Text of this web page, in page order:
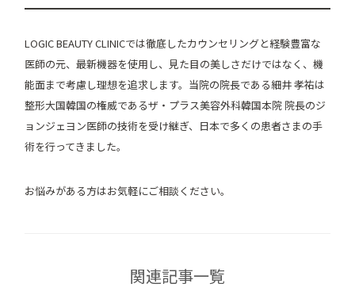
LOGIC BEAUTY CLINICでは徹底したカウンセリングと経験豊富な
医師の元、最新機器を使用し、見た目の美しさだけではなく、機
能面まで考慮し理想を追求します。当院の院長である細井 孝祐は
整形大国韓国の権威であるザ・プラス美容外科韓国本院 院長のジ
ョンジェヨン医師の技術を受け継ぎ、日本で多くの患者さまの手
術を行ってきました。
お悩みがある方はお気軽にご相談ください。
関連記事一覧